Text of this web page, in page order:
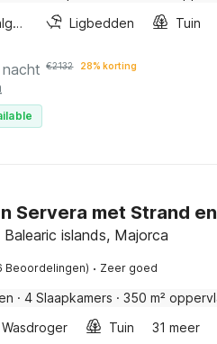
Wellness algemeen
Ligbedden Tuin
nacht €2132 28% korting
Servera met Strand
Balearic islands, Majorca
Beoordelingen) · Zeer goed
· 4 Slaapkamers · 350 m²
Wasdroger Tuin
31 meer